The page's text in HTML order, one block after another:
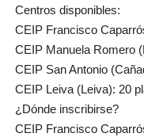
Centros disponibles:
CEIP Francisco
CEIP Manuela Romero
CEIP San Antonio
CEIP Leiva (Leiva): 20
¿Dónde inscribirse?
CEIP Francisco